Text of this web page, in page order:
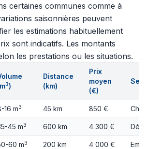
certaines communes comme à
saisonnières peuvent
les estimations habituellement
sont indicatifs. Les montants
les prestations ou les situations.
3)
Distance
(km)
Prix
moyen
(€)
16 m3 45 km 850 €
45 m3 600 km 4 300 €
60 m3 200 km 4 000 €